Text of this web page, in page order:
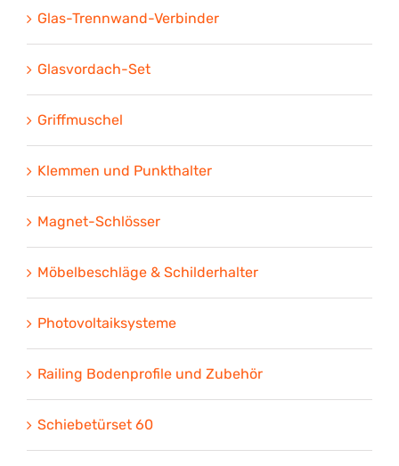
Glas-Trennwand-Verbinder
Glasvordach-Set
Griffmuschel
Klemmen und Punkthalter
Magnet-Schlösser
Möbelbeschläge & Schilderhalter
Photovoltaiksysteme
Railing Bodenprofile und Zubehör
Schiebetürset 60